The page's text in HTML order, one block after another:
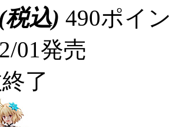
(税込) 490ポイ
01発売
了